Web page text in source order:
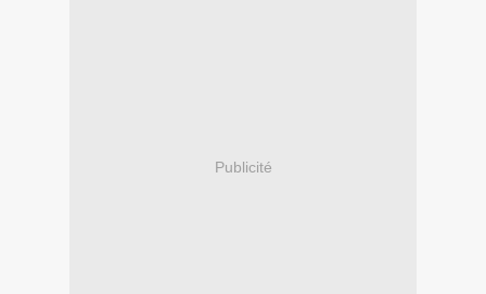
Publicité